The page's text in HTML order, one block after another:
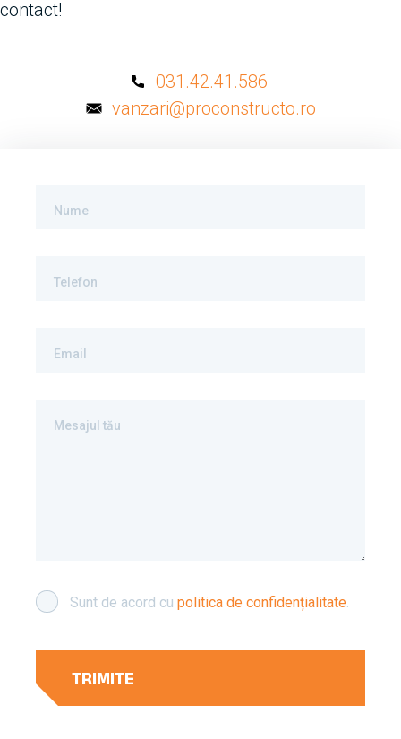
contact!
031.42.41.586
vanzari@proconstructo.ro
Nume
Telefon
Email
Mesajul tău
Sunt de acord cu politica de confidențialitate.